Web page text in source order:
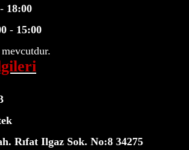
- 18:00
- 15:00
Rıfat Ilgaz Sok. No:8 34275